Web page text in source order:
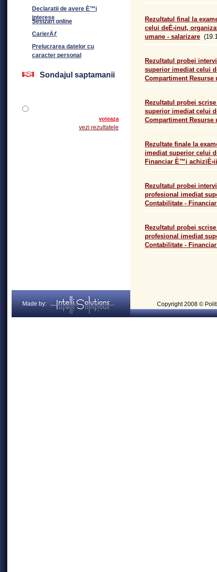
Rezultatul final la
celui deÈ›inut,
umane - salarizare
Rezultatul probei
superior imediat celui
Compartiment Resurse
Rezultatul probei
superior imediat celui
Compartiment Resurse
Rezultate finale la
imediat superior celui
Financiar È™i
Rezultatul probei
profesional imediat
Contabilitate -
Rezultatul probei
profesional imediat
Contabilitate -
Declaratii de avere È™i
interese
Sesizari online
CarierÄƒ
Prelucrarea datelor cu
caracter personal
Sondajul saptamanii
voteaza
vezi rezultatele
Copyright 2008 ©
Made by: